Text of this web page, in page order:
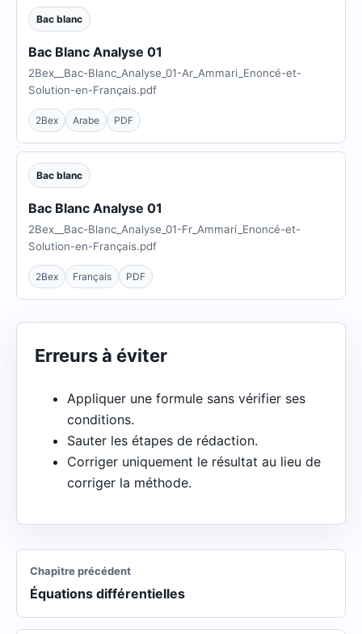
Bac blanc
Bac Blanc Analyse 01
2Bex__Bac-Blanc_Analyse_01-Ar_Ammari_Enoncé-et-
Solution-en-Français.pdf
2Bex Arabe PDF
Bac blanc
Bac Blanc Analyse 01
2Bex__Bac-Blanc_Analyse_01-Fr_Ammari_Enoncé-et-
Solution-en-Français.pdf
2Bex Français PDF
Erreurs à éviter
Appliquer une formule sans vérifier ses
conditions.
Sauter les étapes de rédaction.
Corriger uniquement le résultat au lieu de
corriger la méthode.
Chapitre précédent
Équations différentielles